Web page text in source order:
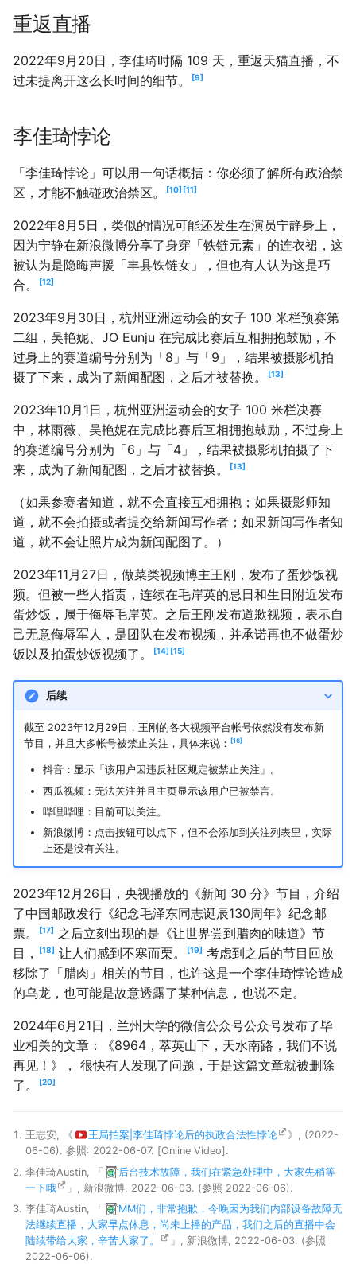
重返直播
2022年9月20日，李佳琦时隔 109 天，重返天猫直播，不
过未提离开这么长时间的细节。
9
李佳琦悖论
「李佳琦悖论」可以用一句话概括：你必须了解所有政治禁
区，才能不触碰政治禁区。
10 11
2022年8月5日，类似的情况可能还发生在演员宁静身上，
因为宁静在新浪微博分享了身穿「铁链元素」的连衣裙，这
被认为是隐晦声援「丰县铁链女」，但也有人认为这是巧
合。
12
2023年9月30日，杭州亚洲运动会的女子 100 米栏预赛第
二组，吴艳妮、JO Eunju 在完成比赛后互相拥抱鼓励，不
过身上的赛道编号分别为「8」与「9」，结果被摄影机拍
摄了下来，成为了新闻配图，之后才被替换。
13
2023年10月1日，杭州亚洲运动会的女子 100 米栏决赛
中，林雨薇、吴艳妮在完成比赛后互相拥抱鼓励，不过身上
的赛道编号分别为「6」与「4」，结果被摄影机拍摄了下
来，成为了新闻配图，之后才被替换。
13
（如果参赛者知道，就不会直接互相拥抱；如果摄影师知
道，就不会拍摄或者提交给新闻写作者；如果新闻写作者知
道，就不会让照片成为新闻配图了。）
2023年11月27日，做菜类视频博主王刚，发布了蛋炒饭视
频。但被一些人指责，连续在毛岸英的忌日和生日附近发布
蛋炒饭，属于侮辱毛岸英。之后王刚发布道歉视频，表示自
己无意侮辱军人，是团队在发布视频，并承诺再也不做蛋炒
饭以及拍蛋炒饭视频了。
14 15
后续
截至 2023年12月29日，王刚的各大视频平台帐号依然没有发布新
节目，并且大多帐号被禁止关注，具体来说：
16
抖音：显示「该用户因违反社区规定被禁止关注」。
西瓜视频：无法关注并且主页显示该用户已被禁言。
哔哩哔哩：目前可以关注。
新浪微博：点击按钮可以点下，但不会添加到关注列表里，实际
上还是没有关注。
2023年12月26日，央视播放的《新闻 30 分》节目，介绍
了中国邮政发行《纪念毛泽东同志诞辰130周年》纪念邮
票。
17
之后立刻出现的是《让世界尝到腊肉的味道》节
目，
18 让人们感到不寒而栗。 19
考虑到之后的节目回放
移除了「腊肉」相关的节目，也许这是一个李佳琦悖论造成
的乌龙，也可能是故意透露了某种信息，也说不定。
2024年6月21日，兰州大学的微信公众号公众号发布了毕
业相关的文章：《8964，萃英山下，天水南路，我们不说
再见！》， 很快有人发现了问题，于是这篇文章就被删除
了。
20
王志安, 《 王局拍案|李佳琦悖论后的执政合法性悖论
》, (2022-
06-06). 参照: 2022-06-07. [Online Video].
李佳琦Austin, 「
后台技术故障，我们在紧急处理中，大家先稍等
一下哦
」, 新浪微博, 2022-06-03. (参照 2022-06-06).
李佳琦Austin, 「
MM们，非常抱歉，今晚因为我们内部设备故障无
法继续直播，大家早点休息，尚未上播的产品，我们之后的直播中会
陆续带给大家，辛苦大家了。
」, 新浪微博, 2022-06-03. (参照
2022-06-06).